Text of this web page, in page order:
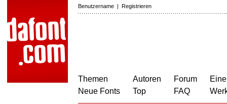
Benutzername | Registrieren
Themen
Neue Fonts
Autoren
Top
Forum
FAQ